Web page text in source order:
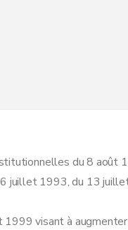
du 8 août
juillet 1993, du 13
visant à